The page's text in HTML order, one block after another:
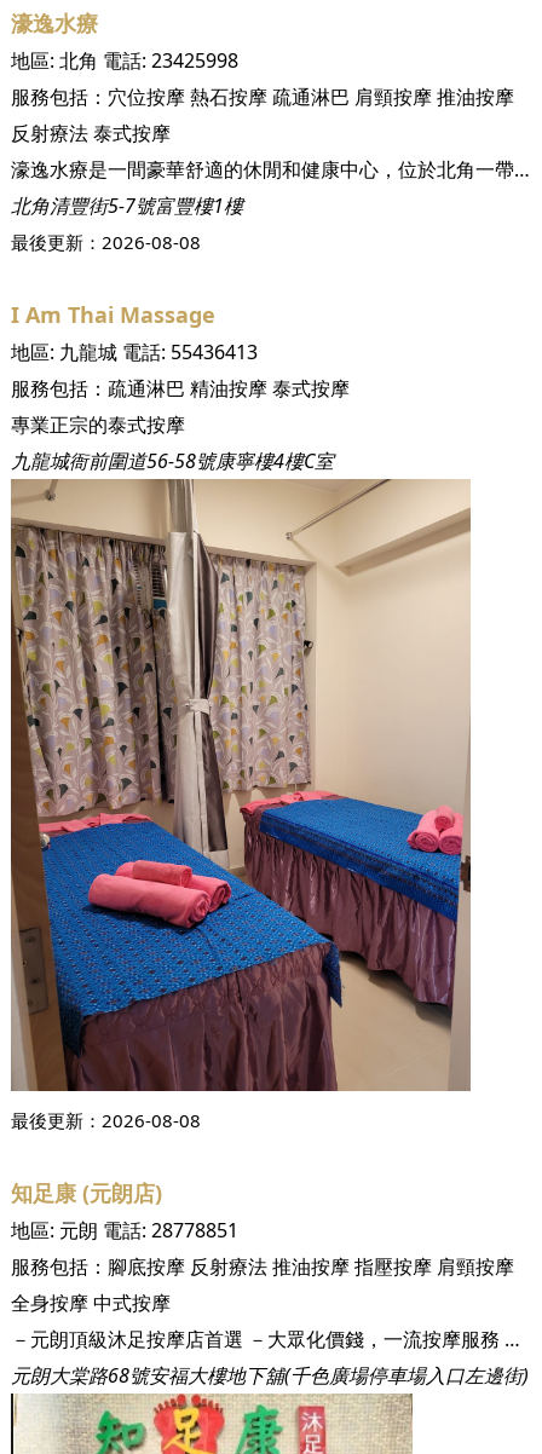
濠逸水療
地區: 北角 電話: 23425998
服務包括： 穴位按摩熱石按摩疏通淋巴 肩頸按摩推油按摩
反射療法泰式按摩
濠逸水療是一間豪華舒適的休閒和健康中心，位於北角一帶，方便到達。
北角清豐街5-7號富豐樓1樓
最後更新： 2026-08-08
I Am Thai Massage
地區: 九龍城電話: 55436413
服務包括： 疏通淋巴 精油按摩泰式按摩
專業正宗的泰式按摩
九龍城衙前圍道56-58號康寧樓4樓C室
最後更新： 2026-08-08
知足康 (元朗店)
地區: 元朗 電話: 28778851
服務包括： 腳底按摩 反射療法推油按摩指壓按摩 肩頸按摩
全身按摩中式按摩
－元朗頂級沐足按摩店首選 －大眾化價錢，一流按摩服務 －寬敞按摩大廳，親朋好友共聚首選 成立於1996年嘅「知足康」，因為優質嘅服務態度以及舒適嘅按摩環境、嚴格嘅衛生要求，開店至現今已有五家分店。知足康 (元朗店)為第五間分店，樓高 2層，佔地約 2,000多呎，比客人享受更寬敞嘅按摩空間。 一踏入「知足康」嘅大廳內，其店內裝潢就好佚行入高級酒店一樣，有親切嘅服務人員為您服務，而最令人驚嘆嘅係知足康大眾化嘅價錢！令人放鬆之餘亦唔需要擔心荷包會唔會大失血！知足康深受區內外客戶喜愛，經常一開店，就已經有熟客嚟按摩！喺知足康元朗店，有整潔舒適嘅單人、雙人按摩房，可以邀請親朋好友同家人一齊放鬆享受。知足康有多年按摩經驗嘅技師，熟練嘅按摩手法能助你消除疲勞，提供比你最優質嘅按摩服務，減輕你喺生活上的嘅！
元朗大棠路68號安福大樓地下舖(千色廣場停車場入口左邊街)